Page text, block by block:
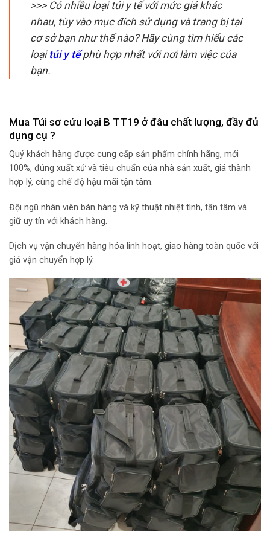
>>> Có nhiều loại túi y tế với mức giá khác
nhau, tùy vào mục đích sử dụng và trang bị tại
cơ sở bạn như thế nào? Hãy cùng tìm hiểu các
loạitúi y tếphù hợp nhất với nơi làm việc của
bạn.
Mua Túi sơ cứu loại B TT19 ở đâu chất lượng, đầy đủ
dụng cụ ?
Quý khách hàng được cung cấp sản phẩm chính hãng, mới
100%, đúng xuất xứ và tiêu chuẩn của nhà sản xuất, giá thành
hợp lý, cùng chế độ hậu mãi tận tâm.
Đội ngũ nhân viên bán hàng và kỹ thuật nhiệt tình, tận tâm và
giữ uy tín với khách hàng.
Dịch vụ vận chuyển hàng hóa linh hoạt, giao hàng toàn quốc với
giá vận chuyển hợp lý.